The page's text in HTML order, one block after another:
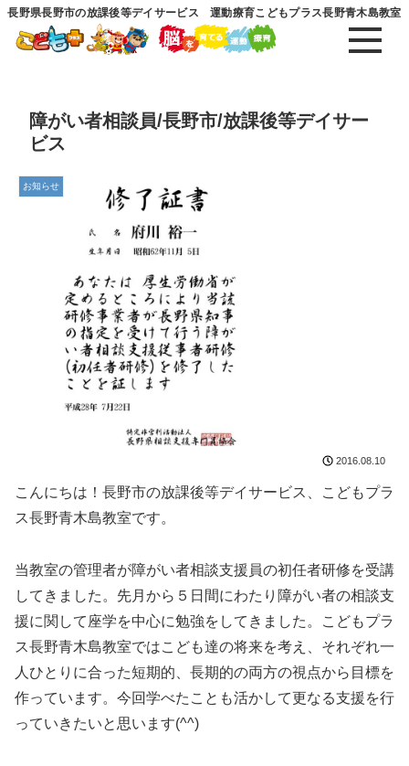
長野県長野市の放課後等デイサービス 運動療育こどもプラス長野青木島教室
障がい者相談員/長野市/放課後等デイサー
ビス
お知らせ
2016.08.10
こんにちは！長野市の放課後等デイサービス、こどもプラ
ス長野青木島教室です。
当教室の管理者が障がい者相談支援員の初任者研修を受講
してきました。先月から５日間にわたり障がい者の相談支
援に関して座学を中心に勉強をしてきました。こどもプラ
ス長野青木島教室ではこども達の将来を考え、それぞれ一
人ひとりに合った短期的、長期的の両方の視点から目標を
作っています。今回学べたことも活かして更なる支援を行
っていきたいと思います(^^)